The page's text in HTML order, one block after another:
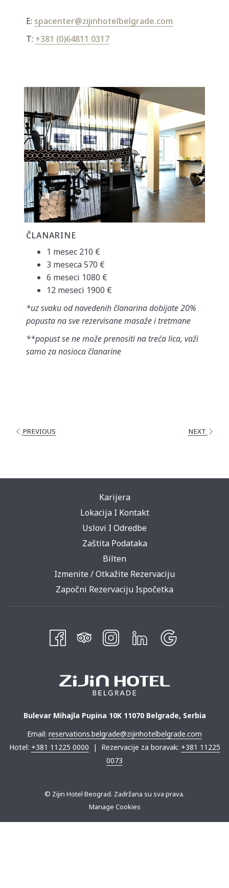
E: spacenter@zijinhotelbelgrade.com
T: +381 (0)64811 0317
ČLANARINE
1 mesec 210 €
3 meseca 570 €
6 meseci 1080 €
12 meseci 1900 €
*uz svaku od navedenih članarina dobijate 20%
popusta na sve rezervisane masaže i tretmane
**popust se ne može prenositi na treća lica, važi
samo za nosioca članarine
PREVIOUS NEXT
Karijera
Lokacija I Kontakt
Uslovi I Odredbe
Zaštita Podataka
Bilten
Izmenite / Otkažite Rezervaciju
Započni Rezervaciju Ispočetka
Bulevar Mihajla Pupina 10K 11070 Belgrade, Serbia
Email: reservations.belgrade@zijinhotelbelgrade.com
Hotel: +381 11225 0000 | Rezervacije za boravak: +381 11225
0073
© Zijin Hotel Beograd. Zadržana su sva prava.
Manage Cookies